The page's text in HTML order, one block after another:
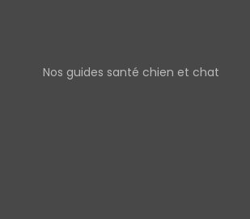
Nos guides santé chien et chat